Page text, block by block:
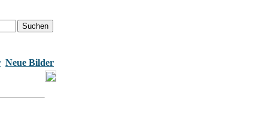
Neue Bilder